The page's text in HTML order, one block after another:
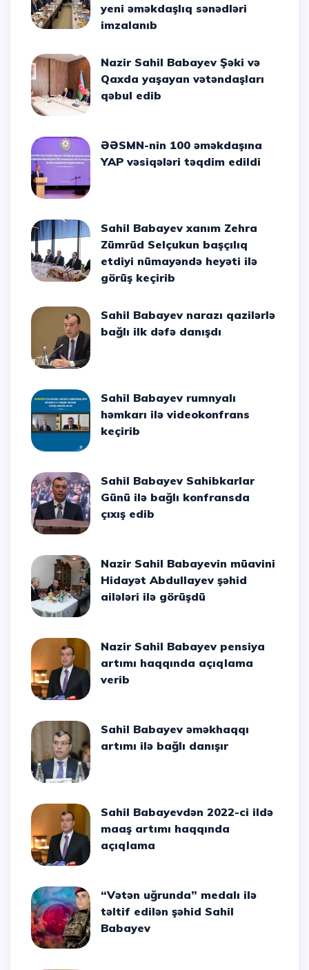
yeni əməkdaşlıq sənədləri
imzalanıb
Nazir Sahil Babayev Şəki və
Qaxda yaşayan vətəndaşları
qəbul edib
ƏƏSMN-nin 100 əməkdaşına
YAP vəsiqələri təqdim edildi
Sahil Babayev xanım Zehra
Zümrüd Selçukun başçılıq
etdiyi nümayəndə heyəti ilə
görüş keçirib
Sahil Babayev narazı qazilərlə
bağlı ilk dəfə danışdı
Sahil Babayev rumnyalı
həmkarı ilə videokonfrans
keçirib
Sahil Babayev Sahibkarlar
Günü ilə bağlı konfransda
çıxış edib
Nazir Sahil Babayevin müavini
Hidayət Abdullayev şəhid
ailələri ilə görüşdü
Nazir Sahil Babayev pensiya
artımı haqqında açıqlama
verib
Sahil Babayev əməkhaqqı
artımı ilə bağlı danışır
Sahil Babayevdən 2022-ci ildə
maaş artımı haqqında
açıqlama
“Vətən uğrunda” medalı ilə
təltif edilən şəhid Sahil
Babayev